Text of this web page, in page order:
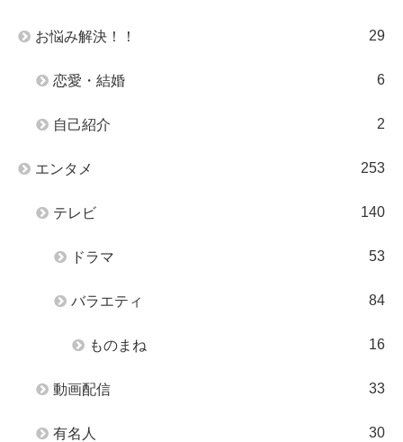
お悩み解決！！ 29
恋愛・結婚 6
自己紹介 2
エンタメ 253
テレビ 140
ドラマ 53
バラエティ 84
ものまね 16
動画配信 33
有名人 30